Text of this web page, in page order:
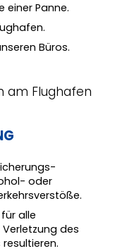
einer Panne.
Büros.
am Flughafen
oder
alle
des